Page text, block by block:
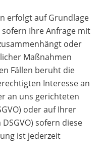
erfolgt auf Grundlage
sofern Ihre Anfrage mit
oder
Maßnahmen
Fällen beruht die
Interesse an
an uns gerichteten
oder auf Ihrer
sofern diese
ist jederzeit